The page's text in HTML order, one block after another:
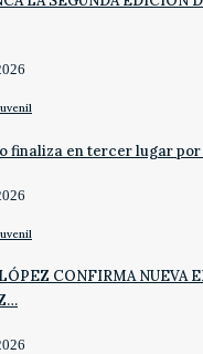
finaliza en tercer lugar
CONFIRMA NUEVA